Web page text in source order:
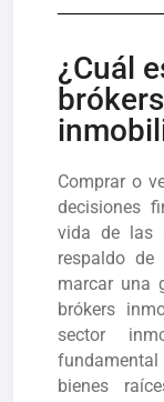
¿Cuál
Comprar o
decisiones
vida de las
respaldo de
marcar una
brókers
sector
fundamental
bienes